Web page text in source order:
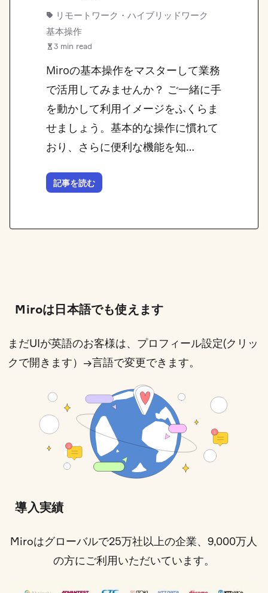
リモートワーク・ハイブリッドワーク
基本操作
3 min read
Miroの基本操作をマスターして業務
で活用してみませんか？ ご一緒に手
を動かして利用イメージをふくらま
せましょう。基本的な操作に慣れて
おり、さらに便利な機能を知…
記事を読む
Miroは日本語でも使えます
まだUIが英語のお客様は、 プロフィール設定(クリッ
クで開きます） →言語で変更できます。
導入実績
Miroはグローバルで25万社以上の企業、9,000万人
の方にご利用いただいています。